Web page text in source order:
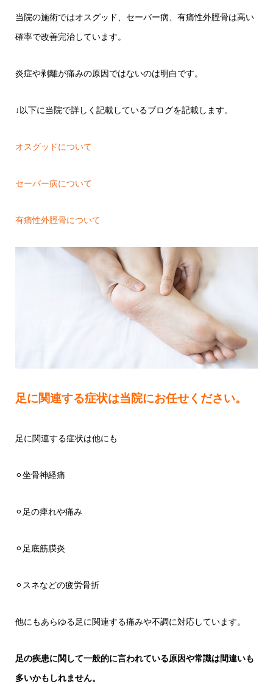
当院の施術ではオスグッド、セーバー病、有痛性外脛骨は高い
確率で改善完治しています。
炎症や剥離が痛みの原因ではないのは明白です。
↓以下に当院で詳しく記載しているブログを記載します。
オスグッドについて
セーバー病について
有痛性外脛骨について
足に関連する症状は当院にお任せください。
足に関連する症状は他にも
⚪︎坐骨神経痛
⚪︎足の痺れや痛み
⚪︎足底筋膜炎
⚪︎スネなどの疲労骨折
他にもあらゆる足に関連する痛みや不調に対応しています。
足の疾患に関して一般的に言われている原因や常識は間違いも
多いかもしれません。